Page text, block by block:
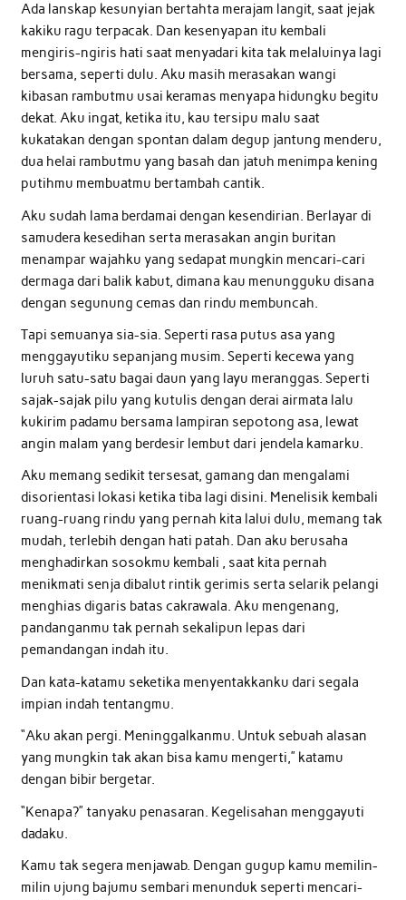
Ada lanskap kesunyian bertahta merajam langit, saat jejak
kakiku ragu terpacak. Dan kesenyapan itu kembali
mengiris-ngiris hati saat menyadari kita tak melaluinya lagi
bersama, seperti dulu. Aku masih merasakan wangi
kibasan rambutmu usai keramas menyapa hidungku begitu
dekat. Aku ingat, ketika itu, kau tersipu malu saat
kukatakan dengan spontan dalam degup jantung menderu,
dua helai rambutmu yang basah dan jatuh menimpa kening
putihmu membuatmu bertambah cantik.
Aku sudah lama berdamai dengan kesendirian. Berlayar di
samudera kesedihan serta merasakan angin buritan
menampar wajahku yang sedapat mungkin mencari-cari
dermaga dari balik kabut, dimana kau menungguku disana
dengan segunung cemas dan rindu membuncah.
Tapi semuanya sia-sia. Seperti rasa putus asa yang
menggayutiku sepanjang musim. Seperti kecewa yang
luruh satu-satu bagai daun yang layu meranggas. Seperti
sajak-sajak pilu yang kutulis dengan derai airmata lalu
kukirim padamu bersama lampiran sepotong asa, lewat
angin malam yang berdesir lembut dari jendela kamarku.
Aku memang sedikit tersesat, gamang dan mengalami
disorientasi lokasi ketika tiba lagi disini. Menelisik kembali
ruang-ruang rindu yang pernah kita lalui dulu, memang tak
mudah, terlebih dengan hati patah. Dan aku berusaha
menghadirkan sosokmu kembali , saat kita pernah
menikmati senja dibalut rintik gerimis serta selarik pelangi
menghias digaris batas cakrawala. Aku mengenang,
pandanganmu tak pernah sekalipun lepas dari
pemandangan indah itu.
Dan kata-katamu seketika menyentakkanku dari segala
impian indah tentangmu.
“Aku akan pergi. Meninggalkanmu. Untuk sebuah alasan
yang mungkin tak akan bisa kamu mengerti,” katamu
dengan bibir bergetar.
“Kenapa?” tanyaku penasaran. Kegelisahan menggayuti
dadaku.
Kamu tak segera menjawab. Dengan gugup kamu memilin-
milin ujung bajumu sembari menunduk seperti mencari-